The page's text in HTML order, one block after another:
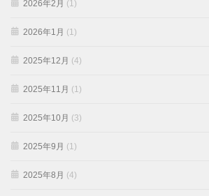
2026年2月 (1)
2026年1月 (1)
2025年12月 (4)
2025年11月 (1)
2025年10月 (3)
2025年9月 (1)
2025年8月 (4)